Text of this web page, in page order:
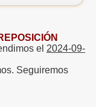
el 2024-09-
Seguiremos